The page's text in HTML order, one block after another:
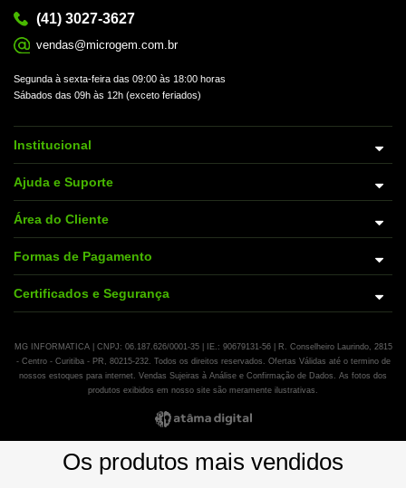
(41) 3027-3627
vendas@microgem.com.br
Segunda à sexta-feira das 09:00 às 18:00 horas
Sábados das 09h às 12h (exceto feriados)
Institucional
Ajuda e Suporte
Área do Cliente
Formas de Pagamento
Certificados e Segurança
MG INFORMATICA | CNPJ: 06.187.626/0001-35 | IE.: 90679131-56 | R. Conselheiro Laurindo, 2815
- Centro - Curitiba - PR, 80215-232. Todos os direitos reservados. Ofertas Válidas até o termino de
nossos estoques para internet. Vendas Sujeiras à Análise e Confirmação de Dados. As fotos dos
produtos exibidos em nosso site são meramente ilustrativas.